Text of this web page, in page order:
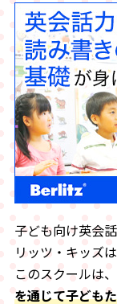
子ども向け英会
リッツ・キッズ
このスクールは、
を通じて子ども